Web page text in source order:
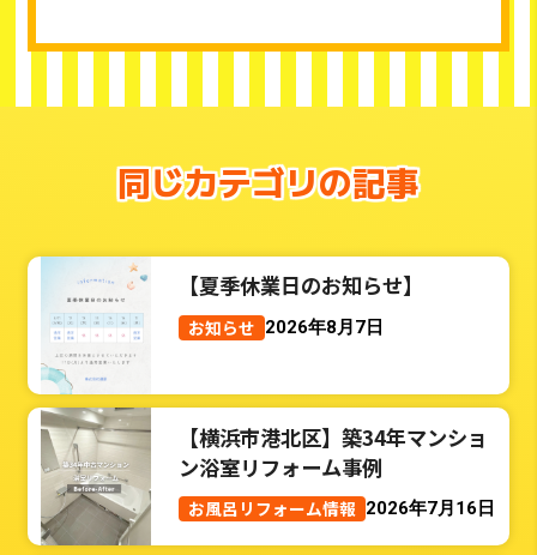
同じカテゴリの記事
【夏季休業日のお知らせ】
お知らせ 2026年8月7日
【横浜市港北区】築34年マンショ
ン浴室リフォーム事例
お風呂リフォーム情報 2026年7月16日